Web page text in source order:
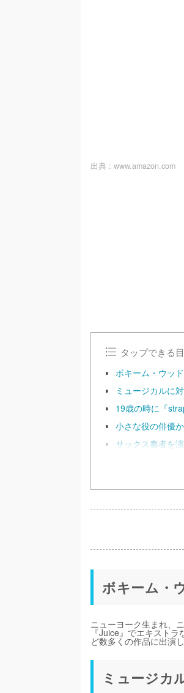
出典 : www.amazon.com
タップできる
ボキーム・ウッ
ミュージカルに
19歳の時に『
小さな役の俳優
サックス奏者を
ボキーム・
ニューヨーク生まれ、
『Juice』でエキスト
ど数多くの作品に出演
ミュージカ